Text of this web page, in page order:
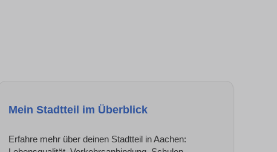
Mein Stadtteil im Überblick
Erfahre mehr über deinen Stadtteil in Aachen: